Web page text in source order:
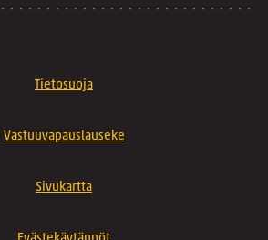
Tietosuoja
Vastuuvapauslauseke
Sivukartta